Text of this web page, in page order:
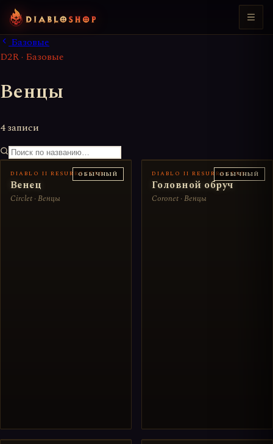
Базовые
D2R · Базовые
Венцы
4 записи
ОБЫЧНЫЙ
DIABLO II RESURRECTED
Венец
Circlet · Венцы
ОБЫЧНЫЙ
DIABLO II RESURRECTED
Головной обруч
Coronet · Венцы